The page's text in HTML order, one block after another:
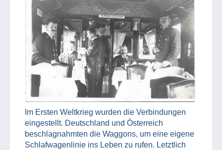
Im Ersten Weltkrieg wurden die Verbindungen
eingestellt. Deutschland und Österreich
beschlagnahmten die Waggons, um eine eigene
Schlafwagenlinie ins Leben zu rufen. Letztlich